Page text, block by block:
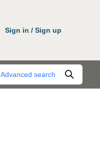
Sign in / Sign up
Advanced search